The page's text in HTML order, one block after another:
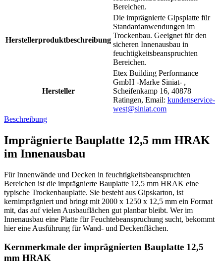
Bereichen.
Herstellerproduktbeschreibung
Die imprägnierte Gipsplatte für
Standardanwendungen im
Trockenbau. Geeignet für den
sicheren Innenausbau in
feuchtigkeitsbeanspruchten
Bereichen.
Hersteller
Etex Building Performance
GmbH -Marke Siniat- ,
Scheifenkamp 16, 40878
Ratingen, Email: kundenservice-
west@siniat.com
Beschreibung
Imprägnierte Bauplatte 12,5 mm HRAK
im Innenausbau
Für Innenwände und Decken in feuchtigkeitsbeanspruchten
Bereichen ist die imprägnierte Bauplatte 12,5 mm HRAK eine
typische Trockenbauplatte. Sie besteht aus Gipskarton, ist
kernimprägniert und bringt mit 2000 x 1250 x 12,5 mm ein Format
mit, das auf vielen Ausbauflächen gut planbar bleibt. Wer im
Innenausbau eine Platte für Feuchtebeanspruchung sucht, bekommt
hier eine Ausführung für Wand- und Deckenflächen.
Kernmerkmale der imprägnierten Bauplatte 12,5
mm HRAK